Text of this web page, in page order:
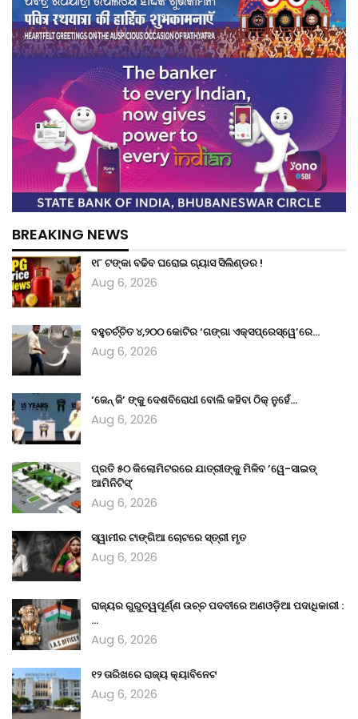
BREAKING NEWS
୧୮ ଟଙ୍କା ବଢିବ ଘରୋଇ ଗ୍ୟାସ ସିଲିଣ୍ଡର !
Aug 6, 2026
ବହୁଚର୍ଚ୍ଚିତ ୪,୨୦୦ କୋଟିର ‘ଗଙ୍ଗା ଏକ୍ସପ୍ରେସ୍‌ୱେ’ରେ…
Aug 6, 2026
‘ଜେନ୍‌ ଜି’ ଙ୍କୁ ଦେଶବିରୋଧୀ ବୋଲି କହିବା ଠିକ୍ ନୁହେଁ…
Aug 6, 2026
ପ୍ରତି ୫୦ କିଲୋମିଟରରେ ଯାତ୍ରୀଙ୍କୁ ମିଳିବ ’ୱେ-ସାଇଡ୍‌
ଆମିନିଟିସ୍‌’
Aug 6, 2026
ସ୍ୱାମୀର ଟାଙ୍ଗିଆ ଚୋଟରେ ସ୍ତ୍ରୀ ମୃତ
Aug 6, 2026
ରାଜ୍ୟର ଗୁରୁତ୍ୱପୂର୍ଣ୍ଣ ଉଚ୍ଚ ପଦବୀରେ ଅଣଓଡ଼ିଆ ପଦାଧିକାରୀ :
…
Aug 6, 2026
୧୨ ତାରିଖରେ ରାଜ୍ୟ କ୍ୟାବିନେଟ
Aug 6, 2026